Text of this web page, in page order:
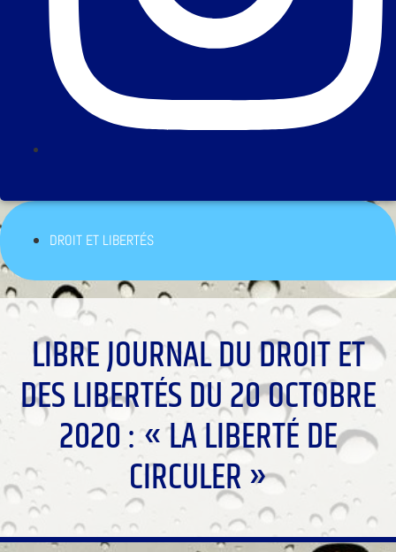
DROIT ET LIBERTÉS
LIBRE JOURNAL DU DROIT ET
DES LIBERTÉS DU 20 OCTOBRE
2020 : « LA LIBERTÉ DE
CIRCULER »